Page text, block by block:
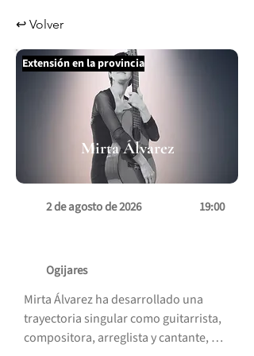
↩ Volver
2 de agosto de 2026 19:00
Ogijares
Mirta Álvarez ha desarrollado una
trayectoria singular como guitarrista,
compositora, arreglista y cantante,
Mirta Álvarez
Extensión en la provincia